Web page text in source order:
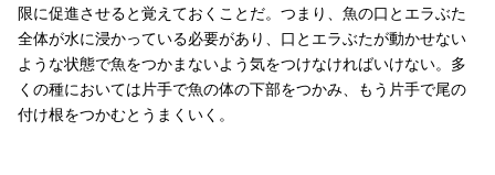
限に促進させると覚えておくことだ。つまり、魚の口とエラぶた
全体が水に浸かっている必要があり、口とエラぶたが動かせない
ような状態で魚をつかまないよう気をつけなければいけない。多
くの種においては片手で魚の体の下部をつかみ、もう片手で尾の
付け根をつかむとうまくいく。